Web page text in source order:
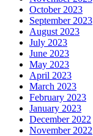
October 2023
September 2023
August 2023
July 2023
June 2023
May 2023
April 2023
March 2023
February 2023
January 2023
December 2022
November 2022